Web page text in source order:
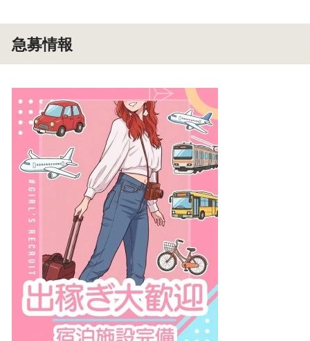
急募情報